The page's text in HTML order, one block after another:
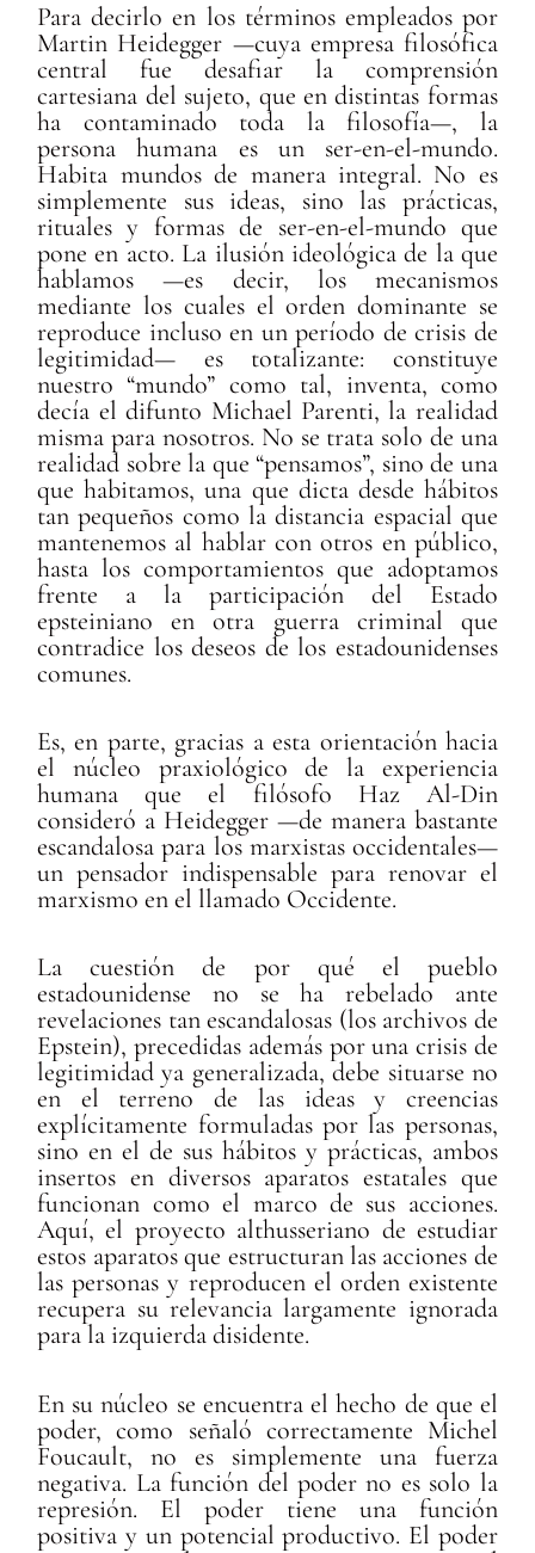
Para decirlo en los términos empleados por
Martin Heidegger —cuya empresa filosófica
central fue desafiar la comprensión
cartesiana del sujeto, que en distintas formas
ha contaminado toda la filosofía—, la
persona humana es un ser-en-el-mundo.
Habita mundos de manera integral. No es
simplemente sus ideas, sino las prácticas,
rituales y formas de ser-en-el-mundo que
pone en acto. La ilusión ideológica de la que
hablamos —es decir, los mecanismos
mediante los cuales el orden dominante se
reproduce incluso en un período de crisis de
legitimidad— es totalizante: constituye
nuestro “mundo” como tal, inventa, como
decía el difunto Michael Parenti, la realidad
misma para nosotros. No se trata solo de una
realidad sobre la que “pensamos”, sino de una
que habitamos, una que dicta desde hábitos
tan pequeños como la distancia espacial que
mantenemos al hablar con otros en público,
hasta los comportamientos que adoptamos
frente a la participación del Estado
epsteiniano en otra guerra criminal que
contradice los deseos de los estadounidenses
comunes.
Es, en parte, gracias a esta orientación hacia
el núcleo praxiológico de la experiencia
humana que el filósofo Haz Al-Din
consideró a Heidegger —de manera bastante
escandalosa para los marxistas occidentales—
un pensador indispensable para renovar el
marxismo en el llamado Occidente.
La cuestión de por qué el pueblo
estadounidense no se ha rebelado ante
revelaciones tan escandalosas (los archivos de
Epstein), precedidas además por una crisis de
legitimidad ya generalizada, debe situarse no
en el terreno de las ideas y creencias
explícitamente formuladas por las personas,
sino en el de sus hábitos y prácticas, ambos
insertos en diversos aparatos estatales que
funcionan como el marco de sus acciones.
Aquí, el proyecto althusseriano de estudiar
estos aparatos que estructuran las acciones de
las personas y reproducen el orden existente
recupera su relevancia largamente ignorada
para la izquierda disidente.
En su núcleo se encuentra el hecho de que el
poder, como señaló correctamente Michel
Foucault, no es simplemente una fuerza
negativa. La función del poder no es solo la
represión. El poder tiene una función
positiva y un potencial productivo. El poder